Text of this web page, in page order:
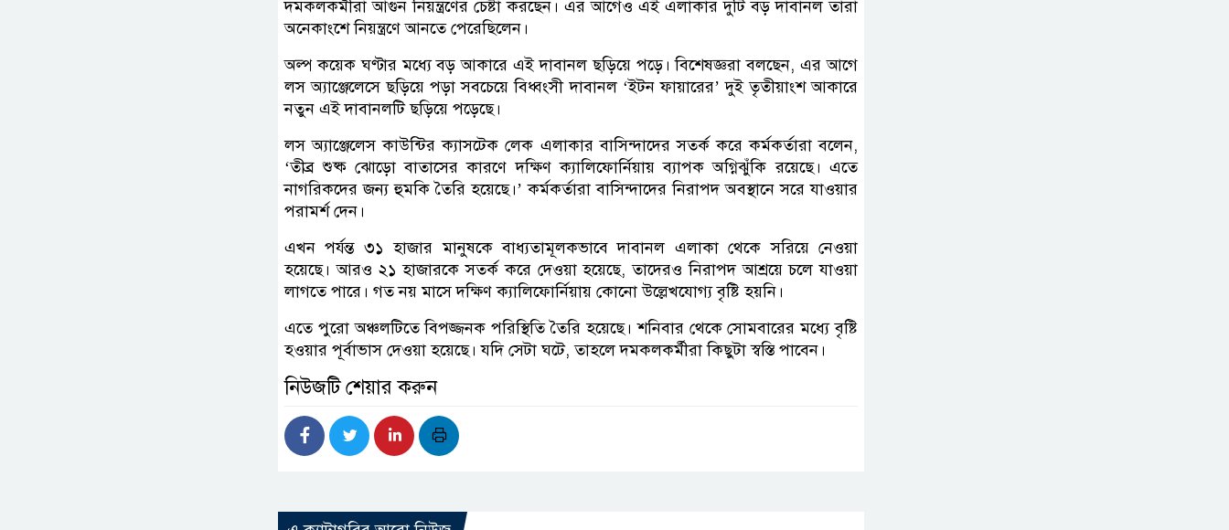
দমকলকর্মীরা আগুন নিয়ন্ত্রণের চেষ্টা করছেন। এর আগেও এই এলাকার দুটি বড় দাবানল তারা
অনেকাংশে নিয়ন্ত্রণে আনতে পেরেছিলেন।
অল্প কয়েক ঘণ্টার মধ্যে বড় আকারে এই দাবানল ছড়িয়ে পড়ে। বিশেষজ্ঞরা বলছেন, এর আগে
লস অ্যাঞ্জেলেসে ছড়িয়ে পড়া সবচেয়ে বিধ্বংসী দাবানল ‘ইটন ফায়ারের’ দুই তৃতীয়াংশ আকারে
নতুন এই দাবানলটি ছড়িয়ে পড়েছে।
লস অ্যাঞ্জেলেস কাউন্টির ক্যাসটেক লেক এলাকার বাসিন্দাদের সতর্ক করে কর্মকর্তারা বলেন,
‘তীব্র শুষ্ক ঝোড়ো বাতাসের কারণে দক্ষিণ ক্যালিফোর্নিয়ায় ব্যাপক অগ্নিঝুঁকি রয়েছে। এতে
নাগরিকদের জন্য হুমকি তৈরি হয়েছে।’ কর্মকর্তারা বাসিন্দাদের নিরাপদ অবস্থানে সরে যাওয়ার
পরামর্শ দেন।
এখন পর্যন্ত ৩১ হাজার মানুষকে বাধ্যতামূলকভাবে দাবানল এলাকা থেকে সরিয়ে নেওয়া
হয়েছে। আরও ২১ হাজারকে সতর্ক করে দেওয়া হয়েছে, তাদেরও নিরাপদ আশ্রয়ে চলে যাওয়া
লাগতে পারে। গত নয় মাসে দক্ষিণ ক্যালিফোর্নিয়ায় কোনো উল্লেখযোগ্য বৃষ্টি হয়নি।
এতে পুরো অঞ্চলটিতে বিপজ্জনক পরিস্থিতি তৈরি হয়েছে। শনিবার থেকে সোমবারের মধ্যে বৃষ্টি
হওয়ার পূর্বাভাস দেওয়া হয়েছে। যদি সেটা ঘটে, তাহলে দমকলকর্মীরা কিছুটা স্বস্তি পাবেন।
নিউজটি শেয়ার করুন